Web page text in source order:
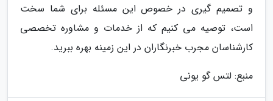
و تصمیم گیری در خصوص این مسئله برای شما سخت
است، توصیه می کنیم که از خدمات و مشاوره تخصصی
کارشناسان مجرب خبرنگاران در این زمینه بهره ببرید.
منبع: لتس گو یونی